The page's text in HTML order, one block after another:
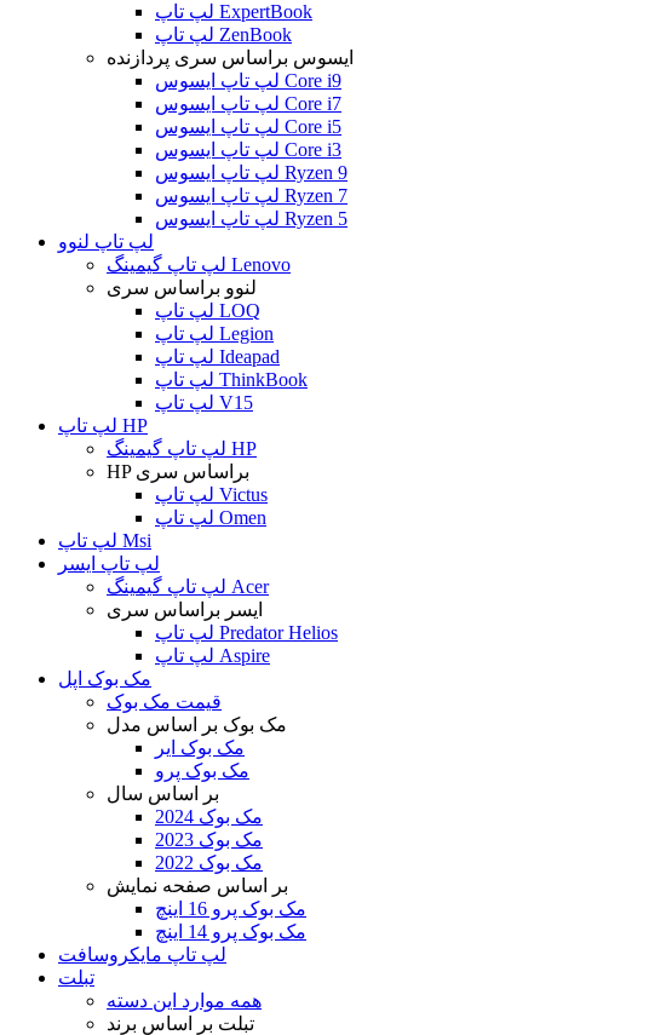
لپ تاپ ExpertBook
لپ تاپ ZenBook
ایسوس براساس سری پردازنده
لپ تاپ ایسوس Core i9
لپ تاپ ایسوس Core i7
لپ تاپ ایسوس Core i5
لپ تاپ ایسوس Core i3
لپ تاپ ایسوس Ryzen 9
لپ تاپ ایسوس Ryzen 7
لپ تاپ ایسوس Ryzen 5
لپ تاپ لنوو
لپ تاپ گیمینگ Lenovo
لنوو براساس سری
لپ تاپ LOQ
لپ تاپ Legion
لپ تاپ Ideapad
لپ تاپ ThinkBook
لپ تاپ V15
لپ تاپ HP
لپ تاپ گیمینگ HP
HP براساس سری
لپ تاپ Victus
لپ تاپ Omen
لپ تاپ Msi
لپ تاپ ایسر
لپ تاپ گیمینگ Acer
ایسر براساس سری
لپ تاپ Predator Helios
لپ تاپ Aspire
مک بوک اپل
قیمت مک بوک
مک بوک بر اساس مدل
مک بوک ایر
مک بوک پرو
بر اساس سال
مک بوک 2024
مک بوک 2023
مک بوک 2022
بر اساس صفحه نمایش
مک بوک پرو 16 اینچ
مک بوک پرو 14 اینچ
لپ تاپ مایکروسافت
تبلت
همه موارد این دسته
تبلت بر اساس برند